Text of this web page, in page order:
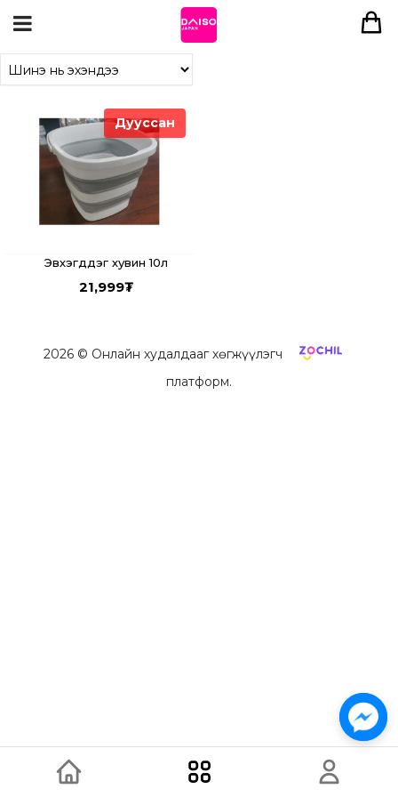
Дууссан
Эвхэгддэг хувин 10л
21,999₮
2026© Онлайн худалдааг хөгжүүлэгч
платформ.